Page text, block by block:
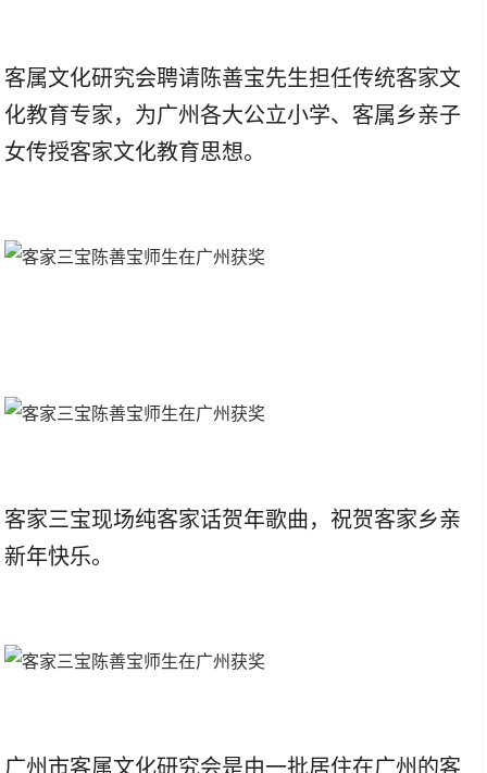
客属文化研究会聘请陈善宝先生担任传统客家文
化教育专家，为广州各大公立小学、客属乡亲子
女传授客家文化教育思想。
客家三宝现场纯客家话贺年歌曲，祝贺客家乡亲
新年快乐。
广州市客属文化研究会是由一批居住在广州的客